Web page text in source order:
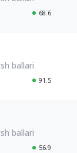
68.6
91.5
56.9